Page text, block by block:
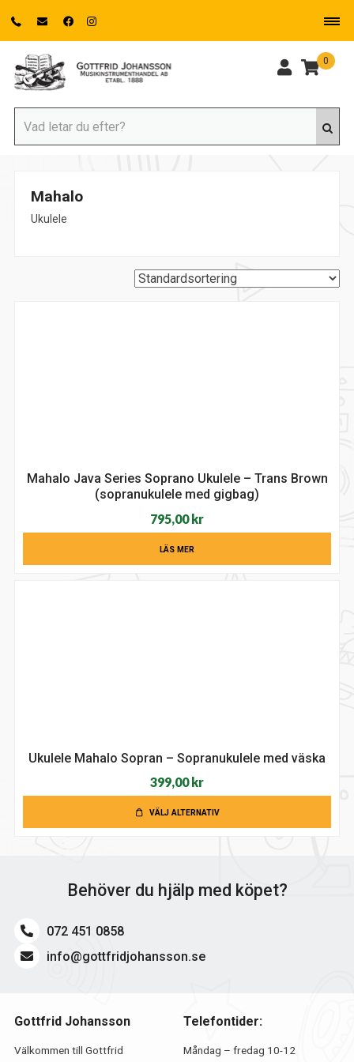
0
Mahalo
Ukulele
Mahalo Java Series Soprano Ukulele – Trans Brown
(sopranukulele med gigbag)
795,00 kr
LÄS MER
Ukulele Mahalo Sopran – Sopranukulele med väska
399,00 kr
VÄLJ ALTERNATIV
Behöver du hjälp med köpet?
072 451 0858
info@gottfridjohansson.se
Gottfrid Johansson
Välkommen till Gottfrid
Telefontider:
Måndag – fredag 10-12